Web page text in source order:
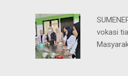
vokasi
hingga